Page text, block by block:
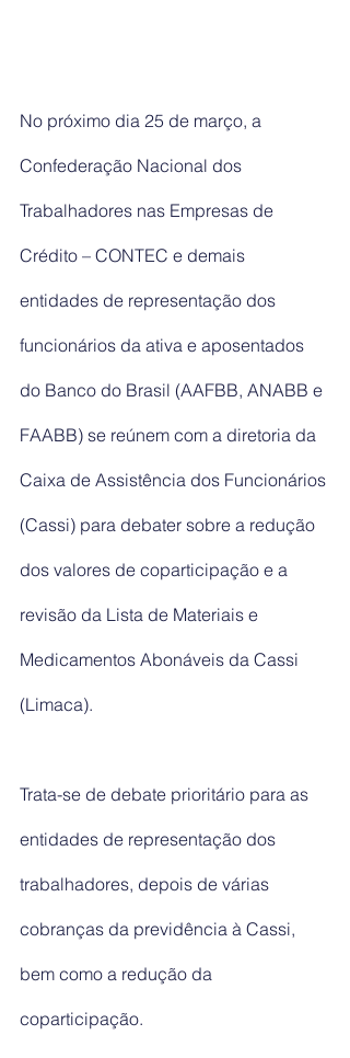
No próximo dia 25 de março, a
Confederação Nacional dos
Trabalhadores nas Empresas de
Crédito – CONTEC e demais
entidades de representação dos
funcionários da ativa e aposentados
do Banco do Brasil (AAFBB, ANABB e
FAABB) se reúnem com a diretoria da
Caixa de Assistência dos Funcionários
(Cassi) para debater sobre a redução
dos valores de coparticipação e a
revisão da Lista de Materiais e
Medicamentos Abonáveis da Cassi
(Limaca).
Trata-se de debate prioritário para as
entidades de representação dos
trabalhadores, depois de várias
cobranças da previdência à Cassi,
bem como a redução da
coparticipação.